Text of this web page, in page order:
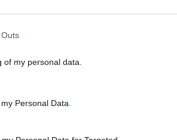
my personal data.
Personal Data.
és követelik a felelősök
hónapok óta tartanak korrupcióellenes